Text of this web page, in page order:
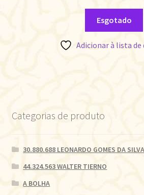
Esgotado
Adicionar à lista de
Categorias de produto
30.880.688 LEONARDO GOMES DA SILVA
44.324.563 WALTER TIERNO
A BOLHA